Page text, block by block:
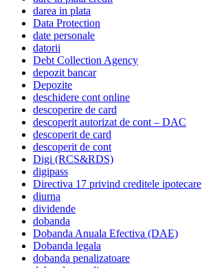
darea in plata
Data Protection
date personale
datorii
Debt Collection Agency
depozit bancar
Depozite
deschidere cont online
descoperire de card
descoperit autorizat de cont – DAC
descoperit de card
descoperit de cont
Digi (RCS&RDS)
digipass
Directiva 17 privind creditele ipotecare
diurna
dividende
dobanda
Dobanda Anuala Efectiva (DAE)
Dobanda legala
dobanda penalizatoare